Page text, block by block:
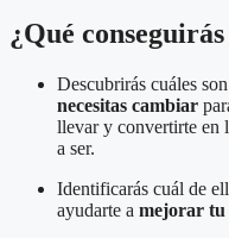
¿Qué
Descubrirás cuáles
necesitas cambiar
llevar y convertirte en
a ser.
Identificarás cuál de
ayudarte a mejorar tu